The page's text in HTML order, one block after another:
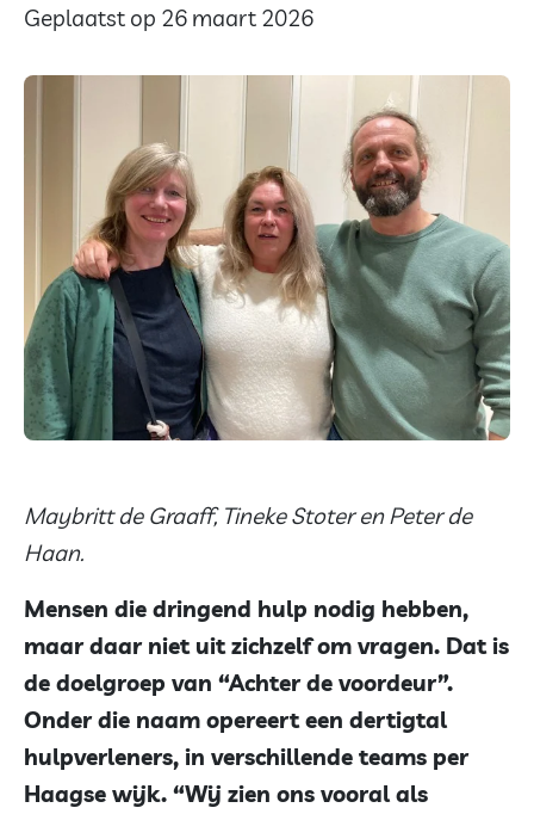
Geplaatst op 26 maart 2026
Maybritt de Graaff, Tineke Stoter en Peter de
Haan.
Mensen die dringend hulp nodig hebben,
maar daar niet uit zichzelf om vragen. Dat is
de doelgroep van “Achter de voordeur”.
Onder die naam opereert een dertigtal
hulpverleners, in verschillende teams per
Haagse wijk. “Wij zien ons vooral als